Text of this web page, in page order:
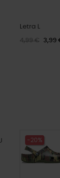
Letra L
4,99 € 3,99
-20%